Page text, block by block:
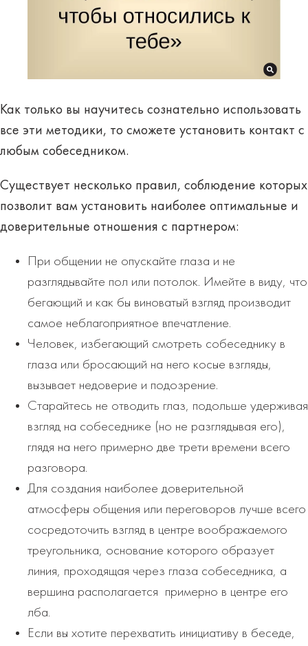
Как только вы научитесь сознательно использовать
все эти методики, то сможете установить контакт с
любым собеседником.
Существует несколько правил, соблюдение которых
позволит вам установить наиболее оптимальные и
доверительные отношения с партнером:
При общении не опускайте глаза и не
разглядывайте пол или потолок. Имейте в виду, что
бегающий и как бы виноватый взгляд производит
самое неблагоприятное впечатление.
Человек, избегающий смотреть собеседнику в
глаза или бросающий на него косые взгляды,
вызывает недоверие и подозрение.
Старайтесь не отводить глаз, подольше удерживая
взгляд на собеседнике (но не разглядывая его),
глядя на него примерно две трети времени всего
разговора.
Для создания наиболее доверительной
атмосферы общения или переговоров лучше всего
сосредоточить взгляд в центре воображаемого
треугольника, основание которого образует
линия, проходящая через глаза собеседника, а
вершина располагается примерно в центре его
лба.
Если вы хотите перехватить инициативу в беседе,